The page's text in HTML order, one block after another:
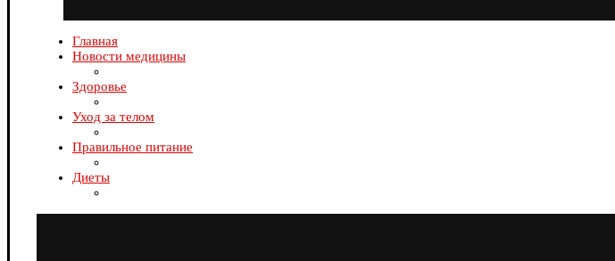
Главная
Новости медицины
Здоровье
Уход за телом
Правильное питание
Диеты